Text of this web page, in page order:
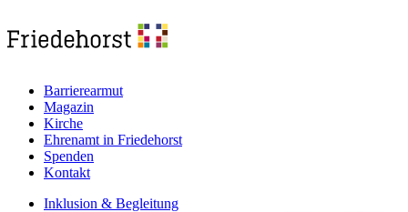
Barrierearmut
Magazin
Kirche
Ehrenamt in Friedehorst
Spenden
Kontakt
Inklusion & Begleitung